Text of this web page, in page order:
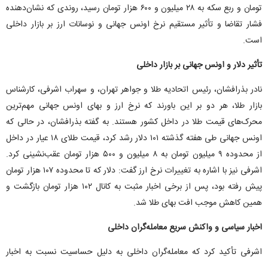
تومان و ربع سکه به ۲۸ میلیون و ۶۰۰ هزار تومان رسید، روندی که نشان‌دهنده
فشار تقاضا و تأثیر مستقیم نرخ اونس جهانی و نوسانات ارز بر بازار داخلی
است.
تأثیر دلار و اونس جهانی بر بازار داخلی
نادر بذرافشان، رئیس اتحادیه طلا و جواهر تهران، و سهراب اشرفی، کارشناس
بازار طلا، هر دو بر این باورند که نرخ ارز و بهای اونس جهانی مهم‌ترین
محرک‌های قیمت طلا در داخل کشور هستند. به گفته بذرافشان، در حالی که
اونس جهانی طی هفته گذشته ۱۰۱ دلار رشد کرد، قیمت طلای ۱۸ عیار در داخل
از محدوده ۹ میلیون تومان به ۸ میلیون و ۵۰۰ هزار تومان عقب‌نشینی کرد.
اشرفی نیز با اشاره به تغییرات نرخ ارز گفت: دلار که تا محدوده ۱۰۷ هزار تومان
پیش رفته بود، پس از برخی اخبار مثبت به کانال ۱۰۲ هزار تومان بازگشت و
همین کاهش موجب افت بهای طلا شد.
اخبار سیاسی و واکنش سریع معامله‌گران داخلی
اشرفی تأکید کرد که معامله‌گران داخلی به دلیل حساسیت نسبت به اخبار